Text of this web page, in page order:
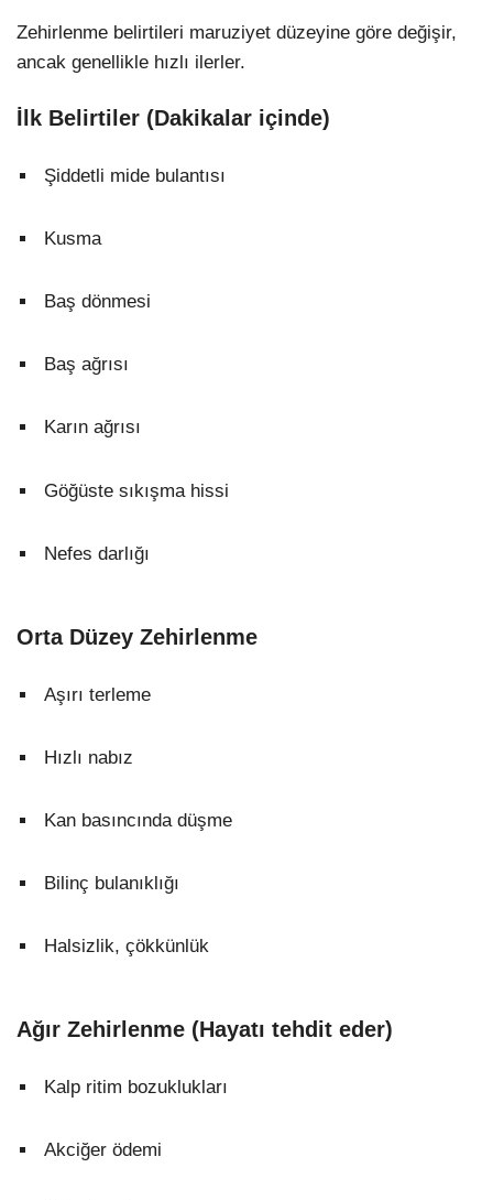
Zehirlenme belirtileri maruziyet düzeyine göre değişir,
ancak genellikle hızlı ilerler.
İlk Belirtiler (Dakikalar içinde)
Şiddetli mide bulantısı
Kusma
Baş dönmesi
Baş ağrısı
Karın ağrısı
Göğüste sıkışma hissi
Nefes darlığı
Orta Düzey Zehirlenme
Aşırı terleme
Hızlı nabız
Kan basıncında düşme
Bilinç bulanıklığı
Halsizlik, çökkünlük
Ağır Zehirlenme (Hayatı tehdit eder)
Kalp ritim bozuklukları
Akciğer ödemi